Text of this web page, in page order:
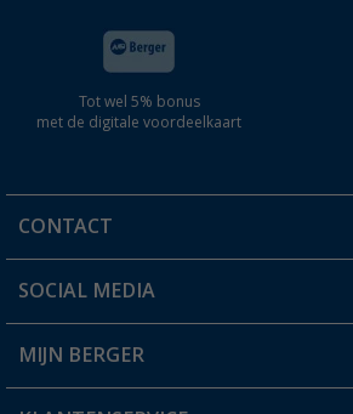
Tot wel 5% bonus
met de digitale voordeelkaart
CONTACT
Een vraag?
Winkel vinden
SOCIAL MEDIA
MIJN BERGER